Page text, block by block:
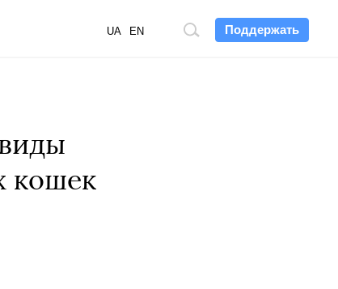
Поддержать
Поиск
UA EN
кошек